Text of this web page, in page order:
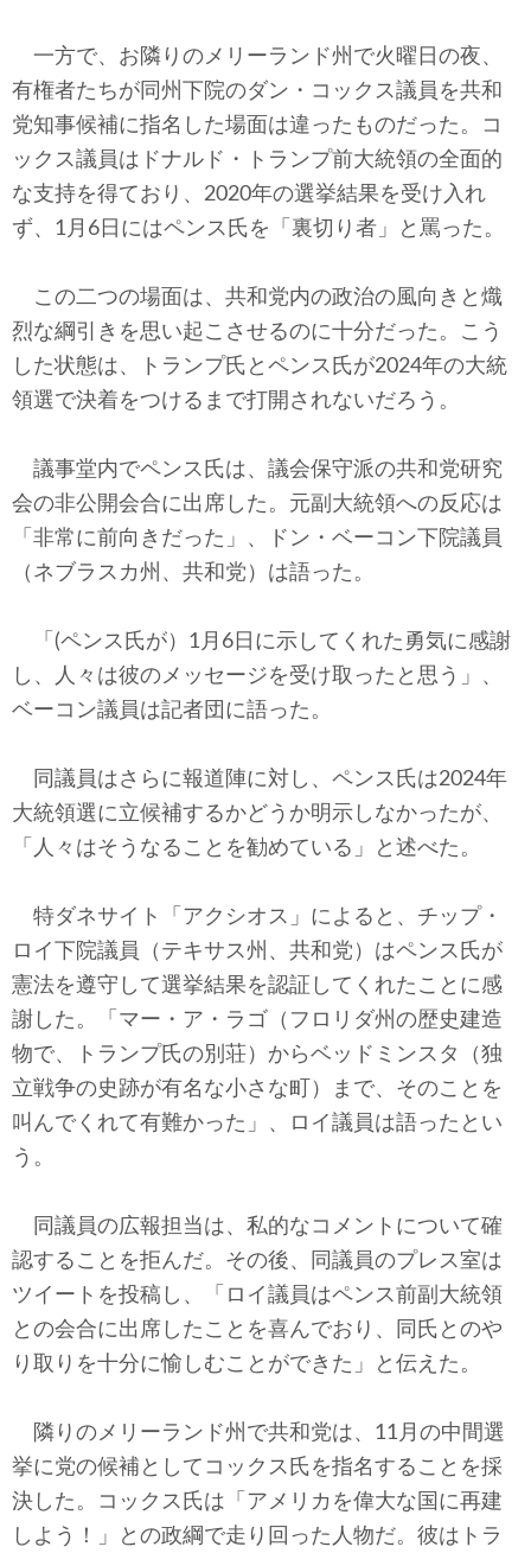
社説
ビル・ガーツ
東アジア
一方で、お隣りのメリーランド州で火曜日の夜、
有権者たちが同州下院のダン・コックス議員を共和
党知事候補に指名した場面は違ったものだった。コ
ックス議員はドナルド・トランプ前大統領の全面的
な支持を得ており、2020年の選挙結果を受け入れ
ず、1月6日にはペンス氏を「裏切り者」と罵った。
この二つの場面は、共和党内の政治の風向きと熾
烈な綱引きを思い起こさせるのに十分だった。こう
した状態は、トランプ氏とペンス氏が2024年の大統
領選で決着をつけるまで打開されないだろう。
議事堂内でペンス氏は、議会保守派の共和党研究
会の非公開会合に出席した。元副大統領への反応は
「非常に前向きだった」、ドン・ベーコン下院議員
（ネブラスカ州、共和党）は語った。
「(ペンス氏が）1月6日に示してくれた勇気に感謝
し、人々は彼のメッセージを受け取ったと思う」、
ベーコン議員は記者団に語った。
同議員はさらに報道陣に対し、ペンス氏は2024年
大統領選に立候補するかどうか明示しなかったが、
「人々はそうなることを勧めている」と述べた。
特ダネサイト「アクシオス」によると、チップ・
ロイ下院議員（テキサス州、共和党）はペンス氏が
憲法を遵守して選挙結果を認証してくれたことに感
謝した。「マー・ア・ラゴ（フロリダ州の歴史建造
物で、トランプ氏の別荘）からベッドミンスタ（独
立戦争の史跡が有名な小さな町）まで、そのことを
叫んでくれて有難かった」、ロイ議員は語ったとい
う。
同議員の広報担当は、私的なコメントについて確
認することを拒んだ。その後、同議員のプレス室は
ツイートを投稿し、「ロイ議員はペンス前副大統領
との会合に出席したことを喜んでおり、同氏とのや
り取りを十分に愉しむことができた」と伝えた。
隣りのメリーランド州で共和党は、11月の中間選
挙に党の候補としてコックス氏を指名することを採
決した。コックス氏は「アメリカを偉大な国に再建
しよう！」との政綱で走り回った人物だ。彼はトラ